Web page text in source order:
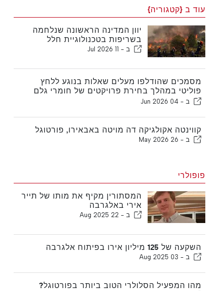
עוד ב {קטגוריה}
יוון המדינה הראשונה שנלחמה
בשריפות בטכנולוגיית חלל
ב - 11 Jul 2026
מסמכים שהודלפו מעלים שאלות בנוגע ללחץ
פוליטי במהלך בחירת פרויקטים של חומרי גלם
אסטרטגיים של האיחוד האירופי
ב - 04 Jun 2026
קווינטה אקולגיקה דה מויטה באבאירו, פורטוגל
ב - 26 May 2026
פופולרי
המסתורין מקיף את מותו של תייר
אירי באלגרבה
ב - 22 Aug 2025
השקעה של 125 מיליון אירו בפיתוח אלגרבה
ב - 03 Aug 2025
מהו המפעיל הסלולרי הטוב ביותר בפורטוגל?